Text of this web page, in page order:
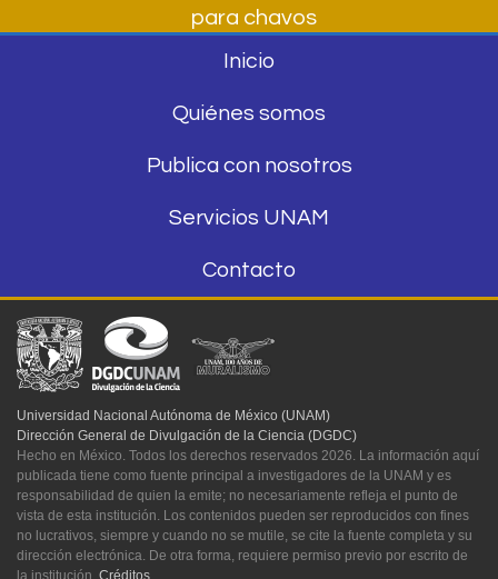
para chavos
Inicio
Quiénes somos
Publica con nosotros
Servicios UNAM
Contacto
Universidad Nacional Autónoma de México (UNAM)
Dirección General de Divulgación de la Ciencia (DGDC)
Hecho en México. Todos los derechos reservados 2026. La información aquí
publicada tiene como fuente principal a investigadores de la UNAM y es
responsabilidad de quien la emite; no necesariamente refleja el punto de
vista de esta institución. Los contenidos pueden ser reproducidos con fines
no lucrativos, siempre y cuando no se mutile, se cite la fuente completa y su
dirección electrónica. De otra forma, requiere permiso previo por escrito de